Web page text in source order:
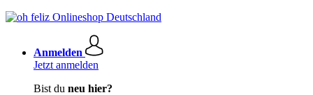
Anmelden
Jetzt anmelden
Bist du neu hier?